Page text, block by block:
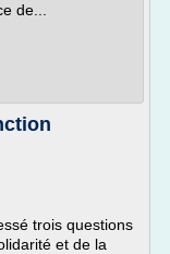
de...
trois questions
et de la